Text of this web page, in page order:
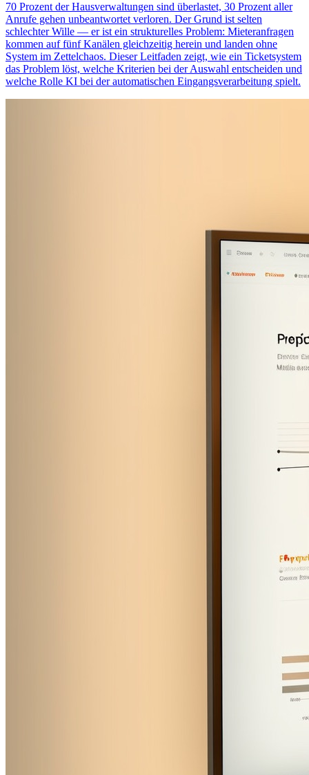
70 Prozent der Hausverwaltungen sind überlastet, 30 Prozent aller
Anrufe gehen unbeantwortet verloren. Der Grund ist selten
schlechter Wille — er ist ein strukturelles Problem: Mieteranfragen
kommen auf fünf Kanälen gleichzeitig herein und landen ohne
System im Zettelchaos. Dieser Leitfaden zeigt, wie ein Ticketsystem
das Problem löst, welche Kriterien bei der Auswahl entscheiden und
welche Rolle KI bei der automatischen Eingangsverarbeitung spielt.